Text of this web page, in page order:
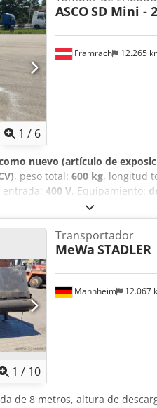
tiempo, reducir costes
U Ij Hof - Alto
12,8 m² para una
y vida útil prolongada - Carga
- Diseño fácil de usar:
(L): 2,41 m - Altura (H): 2,85 m
máximo (Qmax): 150 t/h -
2.457 kg
1 / 6
Framrach 12.265
ASCOSD Mini -
nuevo (artículo de
, peso total: 600 kg, longitud
entrada: 400 V, Equipamiento:
, La innovadora
Gracias a sus alturas
sea alimentación manual del
y pegajosos se
todo el tambor, mientras que
¡MÓVIL, FLEXIBLE Y
rendimiento y
del tambor infinitamente
- Diversas configuraciones de
con cepillo de limpieza -
1 / 10
Mannheim 12.067
Transportador
MeWa STADLER
de 8 metros, altura de